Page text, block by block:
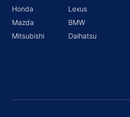
Honda
Mazda
Mitsubishi
Lexus
BMW
Daihatsu